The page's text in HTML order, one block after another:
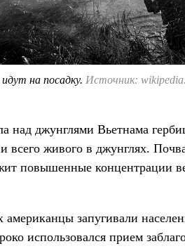
на посадку. Источник:
над джунглями Вьетнама
всего живого в джунглях.
повышенные концентрации
американцы запугивали
использовался прием